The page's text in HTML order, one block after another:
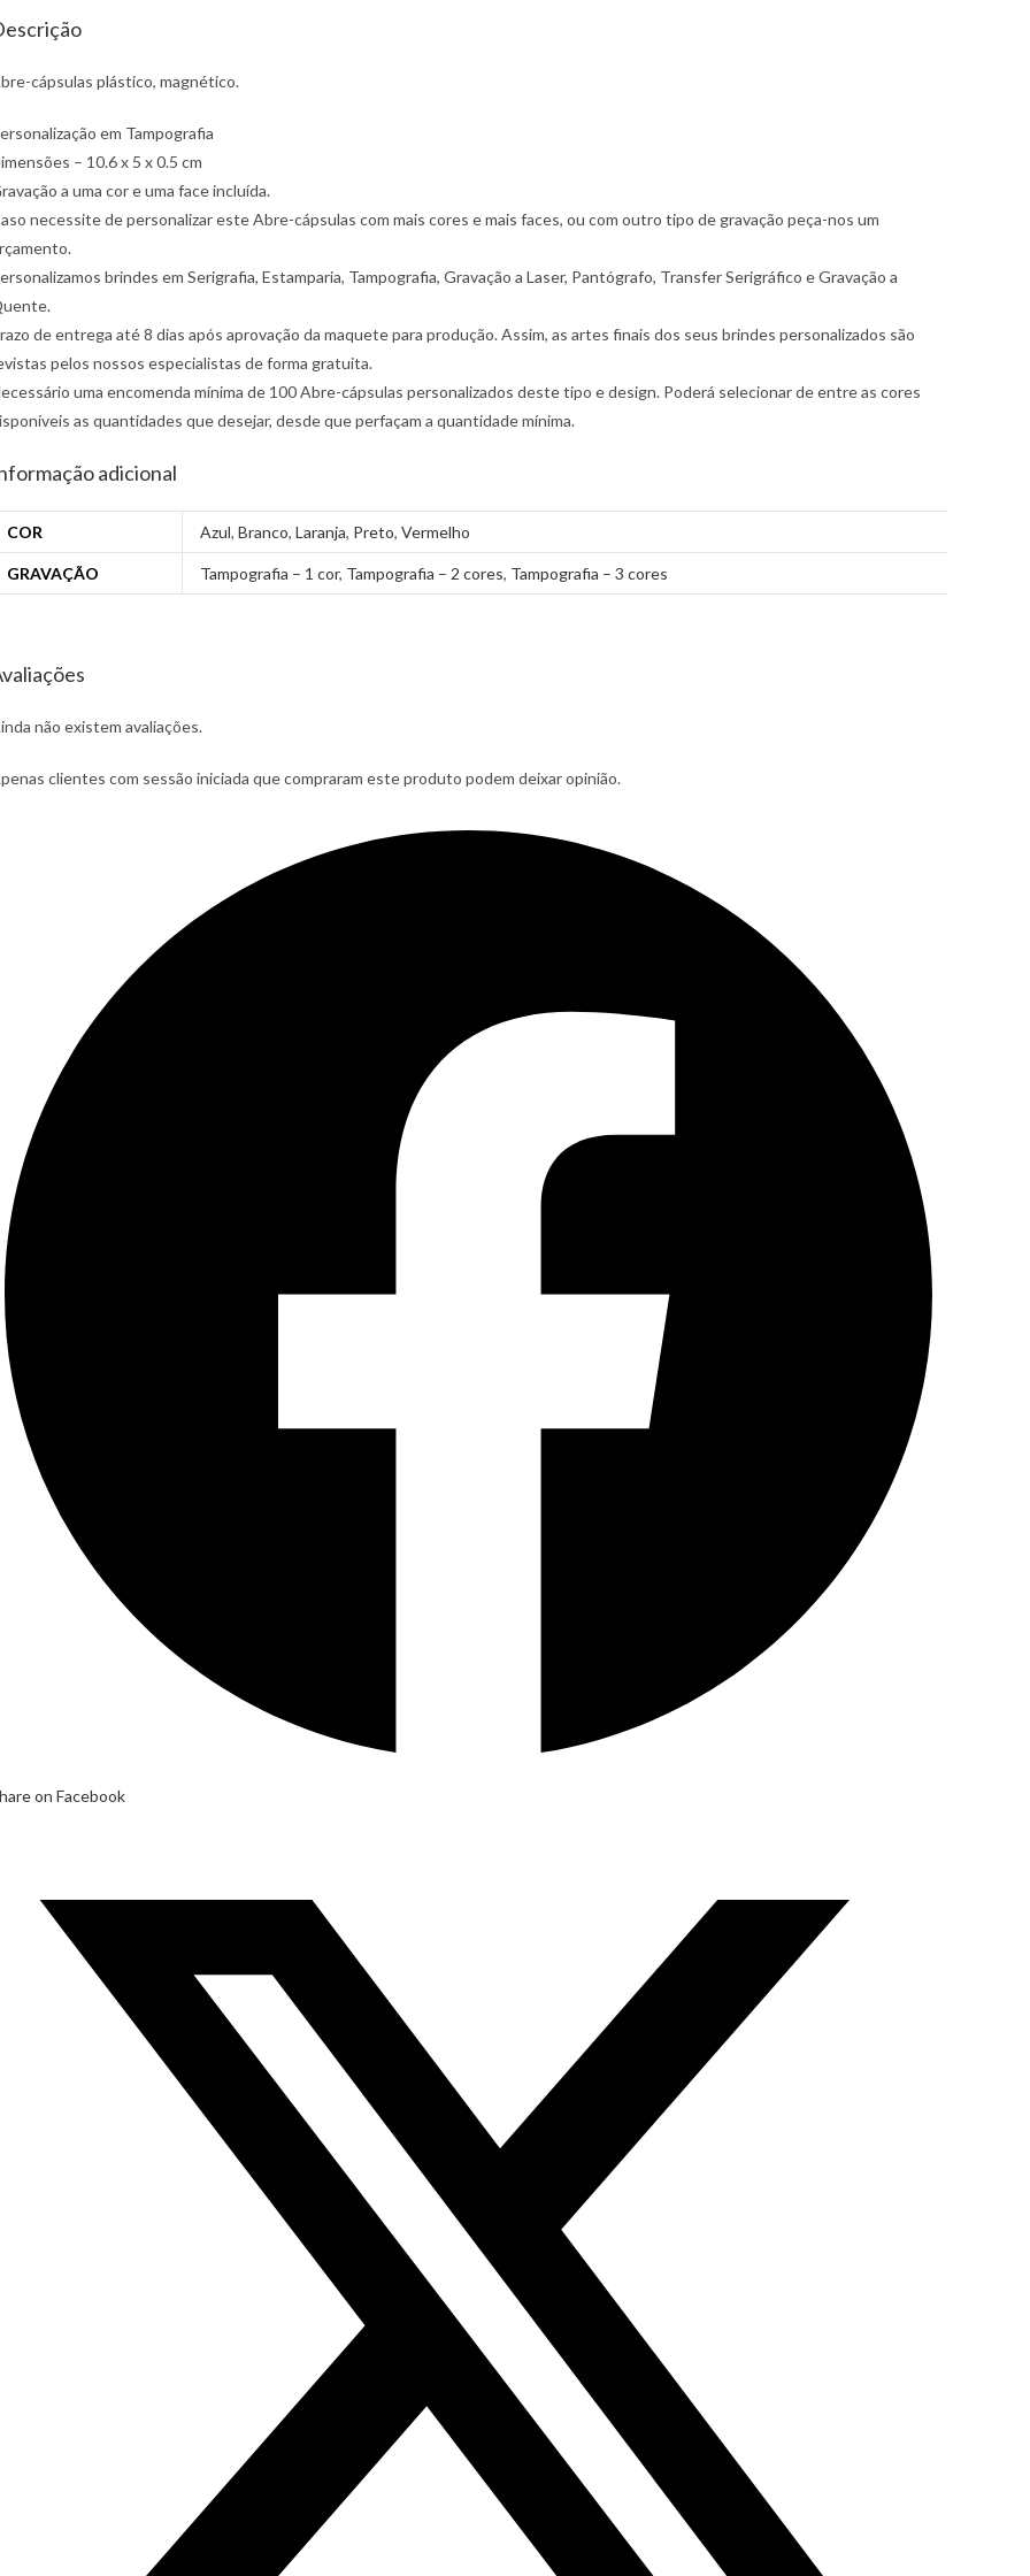
cápsulas plástico, magnético.
em Tampografia
– 10.6 x 5 x 0.5 cm
a uma cor e uma face incluída.
necessite de personalizar este Abre-cápsulas com mais cores e mais faces, ou com outro tipo de gravação peça-nos um
brindes em Serigrafia, Estamparia, Tampografia, Gravação a Laser, Pantógrafo, Transfer Serigráfico e Gravação a
de entrega até 8 dias após aprovação da maquete para produção. Assim, as artes finais dos seus brindes personalizados são
pelos nossos especialistas de forma gratuita.
uma encomenda mínima de 100 Abre-cápsulas personalizados deste tipo e design. Poderá selecionar de entre as cores
as quantidades que desejar, desde que perfaçam a quantidade mínima.
adicional
COR Azul, Branco, Laranja, Preto, Vermelho
GRAVAÇÃO Tampografia – 1 cor, Tampografia – 2 cores, Tampografia – 3 cores
não existem avaliações.
clientes com sessão iniciada que compraram este produto podem deixar opinião.
on Facebook